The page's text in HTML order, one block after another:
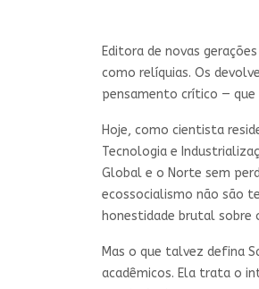
Editora de novas
como relíquias. Os
pensamento crítico — que
Hoje, como cientista
Tecnologia e
Global e o Norte sem
ecossocialismo não são
honestidade brutal sobre
Mas o que talvez defina
acadêmicos. Ela trata o